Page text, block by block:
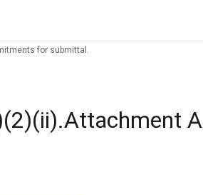
for submittal.
A